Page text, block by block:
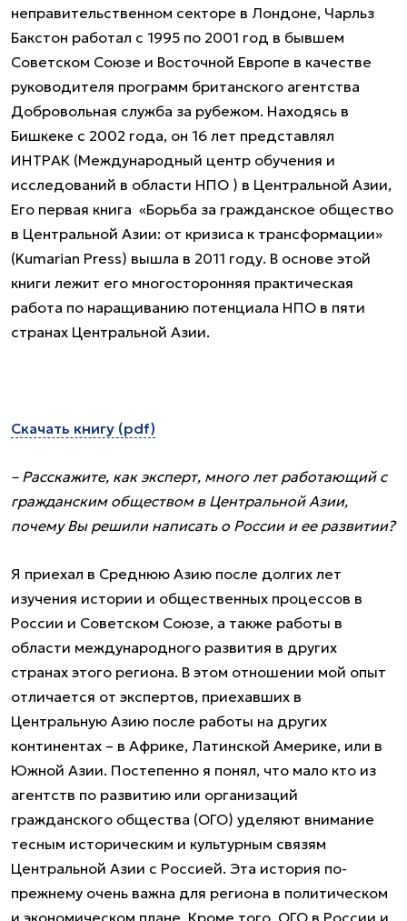
неправительственном секторе в Лондоне, Чарльз
Бакстон работал с 1995 по 2001 год в бывшем
Советском Союзе и Восточной Европе в качестве
руководителя программ британского агентства
Добровольная служба за рубежом. Находясь в
Бишкеке с 2002 года, он 16 лет представлял
ИНТРАК (Международный центр обучения и
исследований в области НПО ) в Центральной Азии,
Его первая книга «Борьба за гражданское общество
в Центральной Азии: от кризиса к трансформации»
(Kumarian Press) вышла в 2011 году. В основе этой
книги лежит его многосторонняя практическая
работа по наращиванию потенциала НПО в пяти
странах Центральной Азии.
Скачать книгу (pdf)
– Расскажите, как эксперт, много лет работающий с
гражданским обществом в Центральной Азии,
почему Вы решили написать о России и ее развитии?
Я приехал в Среднюю Азию после долгих лет
изучения истории и общественных процессов в
России и Советском Союзе, а также работы в
области международного развития в других
странах этого региона. В этом отношении мой опыт
отличается от экспертов, приехавших в
Центральную Азию после работы на других
континентах – в Африке, Латинской Америке, или в
Южной Азии. Постепенно я понял, что мало кто из
агентств по развитию или организаций
гражданского общества (ОГО) уделяют внимание
тесным историческим и культурным связям
Центральной Азии с Россией. Эта история по-
прежнему очень важна для региона в политическом
и экономическом плане. Кроме того, ОГО в России и